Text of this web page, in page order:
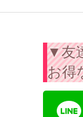
▼友
お得